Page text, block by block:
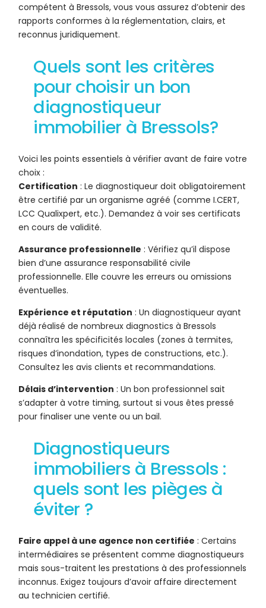
compétent à Bressols, vous vous assurez d’obtenir des
rapports conformes à la réglementation, clairs, et
reconnus juridiquement.
Quels sont les critères
pour choisir un bon
diagnostiqueur
immobilier à Bressols?
Voici les points essentiels à vérifier avant de faire votre
choix :
Certification : Le diagnostiqueur doit obligatoirement
être certifié par un organisme agréé (comme I.CERT,
LCC Qualixpert, etc.). Demandez à voir ses certificats
en cours de validité.
Assurance professionnelle : Vérifiez qu’il dispose
bien d’une assurance responsabilité civile
professionnelle. Elle couvre les erreurs ou omissions
éventuelles.
Expérience et réputation : Un diagnostiqueur ayant
déjà réalisé de nombreux diagnostics à Bressols
connaîtra les spécificités locales (zones à termites,
risques d’inondation, types de constructions, etc.).
Consultez les avis clients et recommandations.
Délais d’intervention : Un bon professionnel sait
s’adapter à votre timing, surtout si vous êtes pressé
pour finaliser une vente ou un bail.
Diagnostiqueurs
immobiliers à Bressols :
quels sont les pièges à
éviter ?
Faire appel à une agence non certifiée : Certains
intermédiaires se présentent comme diagnostiqueurs
mais sous-traitent les prestations à des professionnels
inconnus. Exigez toujours d’avoir affaire directement
au technicien certifié.